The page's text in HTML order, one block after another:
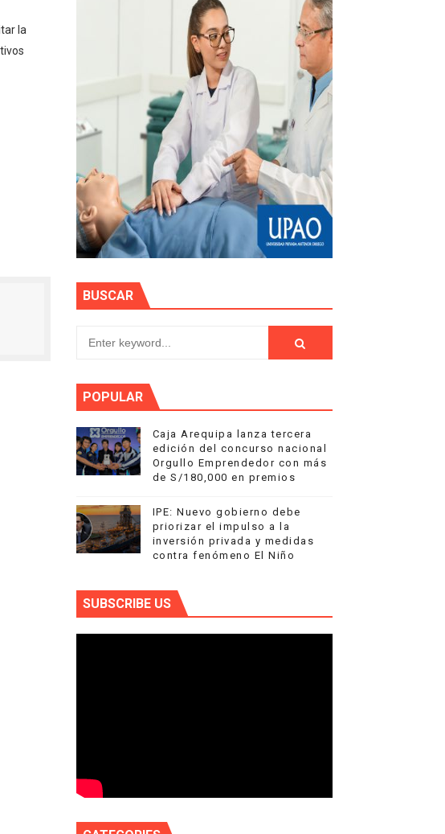
móviles de personas naturales durante contratación
por terremotos
proyecto hidrocarburífero en La Libertad
"EL NIÑO"
la
BUSCAR
POPULAR
Caja Arequipa lanza tercera
edición del concurso nacional
Orgullo Emprendedor con más
de S/180,000 en premios
IPE: Nuevo gobierno debe
priorizar el impulso a la
inversión privada y medidas
contra fenómeno El Niño
SUBSCRIBE US